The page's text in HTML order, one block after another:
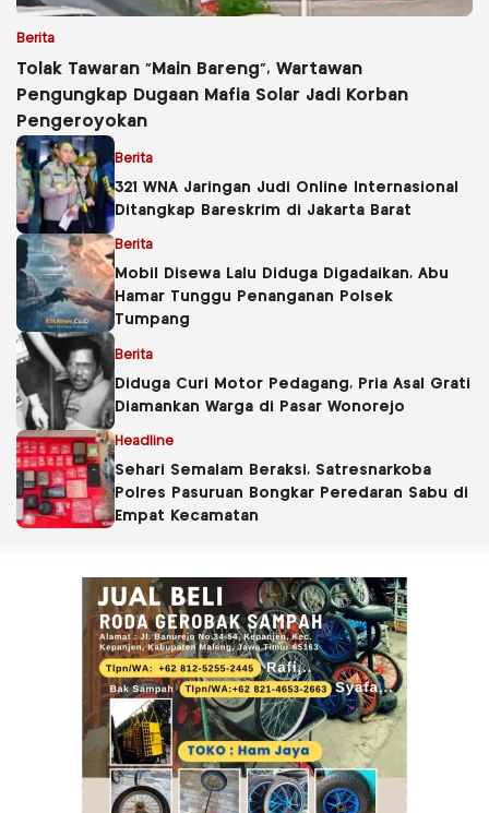
Berita
Tolak Tawaran “Main Bareng”, Wartawan
Pengungkap Dugaan Mafia Solar Jadi Korban
Pengeroyokan
Berita
321 WNA Jaringan Judi Online Internasional
Ditangkap Bareskrim di Jakarta Barat
Berita
Mobil Disewa Lalu Diduga Digadaikan, Abu
Hamar Tunggu Penanganan Polsek
Tumpang
Berita
Diduga Curi Motor Pedagang, Pria Asal Grati
Diamankan Warga di Pasar Wonorejo
Headline
Sehari Semalam Beraksi, Satresnarkoba
Polres Pasuruan Bongkar Peredaran Sabu di
Empat Kecamatan